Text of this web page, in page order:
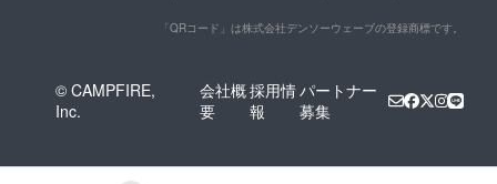
「QRコード」は株式会社デンソーウェーブの登録商標です。
© CAMPFIRE,
Inc.
会社概
要
採用情
報
パートナー
募集